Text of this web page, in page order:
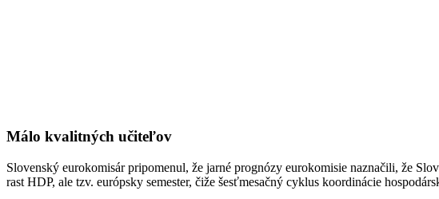
Málo kvalitných učiteľov
Slovenský eurokomisár pripomenul, že jarné prognózy eurokomisie naznačili, že
rast HDP, ale tzv. európsky semester, čiže šesťmesačný cyklus koordinácie